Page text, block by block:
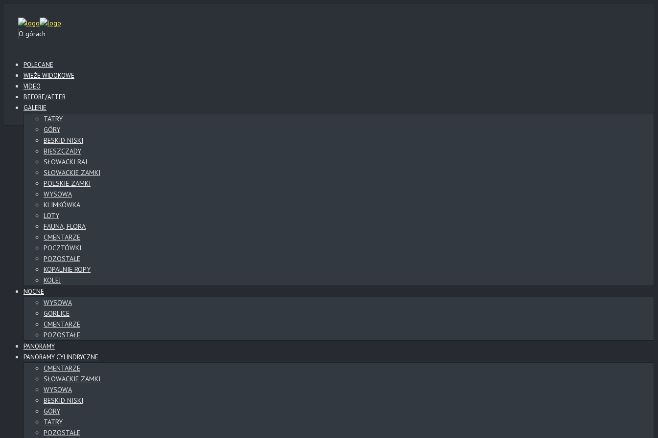
O górach
POLECANE
WIEŻE WIDOKOWE
VIDEO
BEFORE/AFTER
GALERIE
TATRY
GÓRY
BESKID NISKI
BIESZCZADY
SŁOWACKI RAJ
SŁOWACKIE ZAMKI
POLSKIE ZAMKI
WYSOWA
KLIMKÓWKA
LOTY
FAUNA, FLORA
CMENTARZE
POCZTÓWKI
POZOSTAŁE
KOPALNIE ROPY
KOLEJ
NOCNE
WYSOWA
GORLICE
CMENTARZE
POZOSTAŁE
PANORAMY
PANORAMY CYLINDRYCZNE
CMENTARZE
SŁOWACKIE ZAMKI
WYSOWA
BESKID NISKI
GÓRY
TATRY
POZOSTAŁE